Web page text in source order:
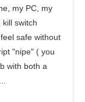
my PC, my
switch
safe without
"nipe" ( you
with both a